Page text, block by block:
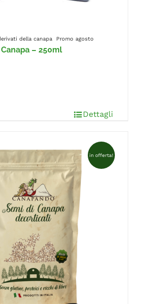
della canapa Promo agosto
– 250ml
Dettagli
in offerta!